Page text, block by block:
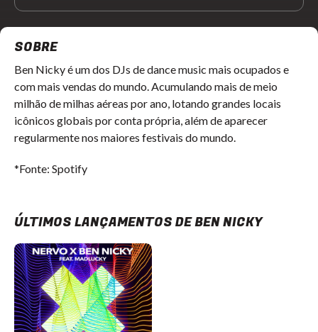
SOBRE
Ben Nicky é um dos DJs de dance music mais ocupados e
com mais vendas do mundo. Acumulando mais de meio
milhão de milhas aéreas por ano, lotando grandes locais
icônicos globais por conta própria, além de aparecer
regularmente nos maiores festivais do mundo.
*Fonte: Spotify
ÚLTIMOS LANÇAMENTOS DE BEN NICKY